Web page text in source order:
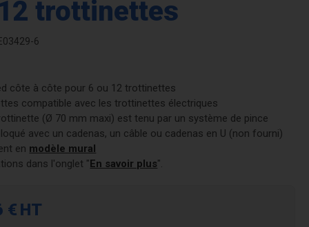
trottinettes
6
côte à côte pour 6 ou 12 trottinettes
compatible avec les trottinettes électriques
(Ø 70 mm maxi) est tenu par un système de pince
avec un cadenas, un câble ou cadenas en U (non fourni)
en modèle mural
dans l'onglet "En savoir plus".
€ HT